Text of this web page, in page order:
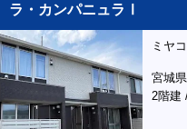
ラ・カンパニュラⅠ
ミヤ
宮城
2階建